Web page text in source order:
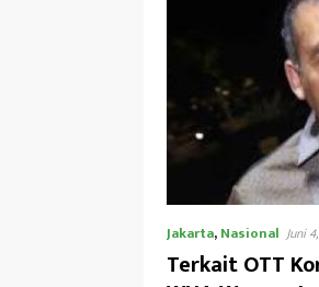
Jakarta,Nasional Juni
Terkait OTT